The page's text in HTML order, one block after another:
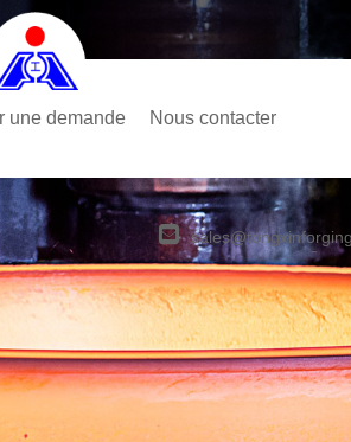
une demande Nous contacter